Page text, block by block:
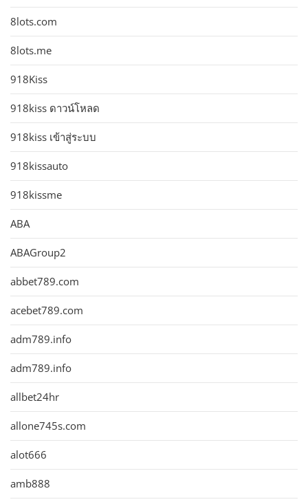
8lots.com
8lots.me
918Kiss
918kiss ดาวน์โหลด
918kiss เข้าสู่ระบบ
918kissauto
918kissme
ABA
ABAGroup2
abbet789.com
acebet789.com
adm789.info
adm789.info
allbet24hr
allone745s.com
alot666
amb888